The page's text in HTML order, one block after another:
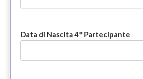
Data di Nascita 4° Partecipante